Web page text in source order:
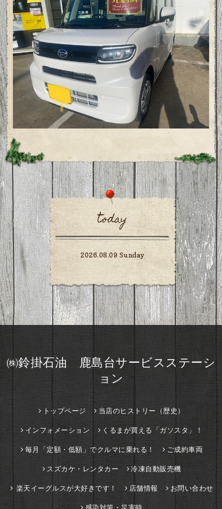
today
2026.08.09 Sunday
㈱鈴掛石油 鹿島台サービスステーシ
ョン
トップページ 当店のヒストリー（歴史）
インフォメーション くるまが買える「ガソスタ」！
毎月「定額・低額」でクルマに乗れる！ ご成約車両
スズカケ・レンタカー 冷凍自動販売機
楽天イーグルスが大好きです！ 店舗情報 お問い合わせ
感染対策・災害時